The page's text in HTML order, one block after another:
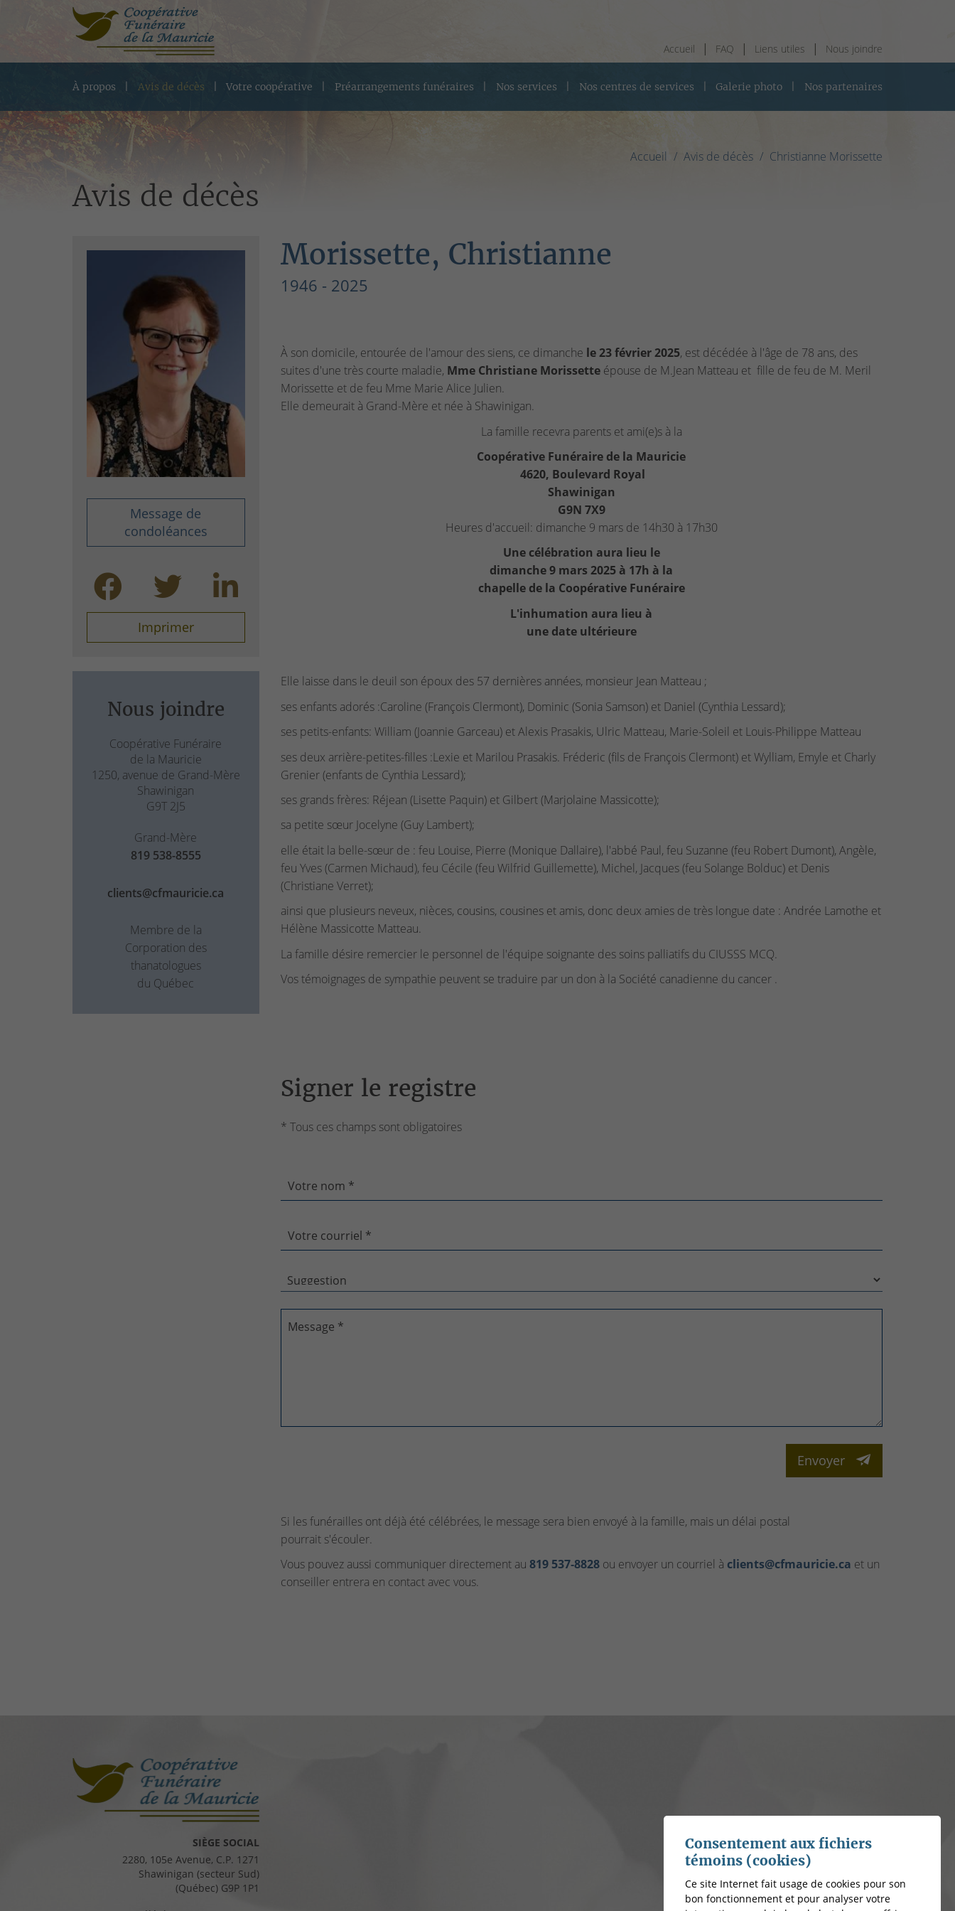
Accueil FAQ Liens utiles Nous joindre
À propos Avis de décès Votre coopérative Préarrangements funéraires Nos services Nos centres de services Galerie photo Nos partenaires
Accueil Avis de décès Christianne Morissette
Avis de décès
Message de
condoléances
Imprimer
Nous joindre
Coopérative Funéraire
de la Mauricie
1250, avenue de Grand-Mère
Shawinigan
G9T 2J5
Grand-Mère
819 538-8555
clients@cfmauricie.ca
Membre de la
Corporation des
thanatologues
du Québec
Morissette, Christianne
1946 - 2025
À son domicile, entourée de l'amour des siens, ce dimanche le 23 février 2025, est décédée à l'âge de 78 ans, des
suites d'une très courte maladie, Mme Christiane Morissetteépouse de M.Jean Matteau et fille de feu de M. Meril
Morissette et de feu Mme Marie Alice Julien.
Elle demeurait à Grand-Mère et née à Shawinigan.
La famille recevra parents et ami(e)s à la
Coopérative Funéraire de la Mauricie
4620, Boulevard Royal
Shawinigan
G9N 7X9
Heures d'accueil: dimanche 9 mars de 14h30 à 17h30
Une célébration aura lieu le
dimanche 9 mars 2025 à 17h à la
chapelle de la Coopérative Funéraire
L'inhumation aura lieu à
une date ultérieure
Elle laisse dans le deuil son époux des 57 dernières années, monsieur Jean Matteau ;
ses enfants adorés :Caroline (François Clermont), Dominic (Sonia Samson) et Daniel (Cynthia Lessard);
ses petits-enfants: William (Joannie Garceau) et Alexis Prasakis, Ulric Matteau, Marie-Soleil et Louis-Philippe Matteau
ses deux arrière-petites-filles :Lexie et Marilou Prasakis. Fréderic (fils de François Clermont) et Wylliam, Emyle et Charly
Grenier (enfants de Cynthia Lessard);
ses grands frères: Réjean (Lisette Paquin) et Gilbert (Marjolaine Massicotte);
sa petite sœur Jocelyne (Guy Lambert);
elle était la belle-sœur de : feu Louise, Pierre (Monique Dallaire), l'abbé Paul, feu Suzanne (feu Robert Dumont), Angèle,
feu Yves (Carmen Michaud), feu Cécile (feu Wilfrid Guillemette), Michel, Jacques (feu Solange Bolduc) et Denis
(Christiane Verret);
ainsi que plusieurs neveux, nièces, cousins, cousines et amis, donc deux amies de très longue date : Andrée Lamothe et
Hélène Massicotte Matteau.
La famille désire remercier le personnel de l'équipe soignante des soins palliatifs du CIUSSS MCQ.
Vos témoignages de sympathie peuvent se traduire par un don à la Société canadienne du cancer .
Signer le registre
* Tous ces champs sont obligatoires
Votre nom *
Votre courriel *
Message *
Envoyer
Si les funérailles ont déjà été célébrées, le message sera bien envoyé à la famille, mais un délai postal
pourrait s'écouler.
Vous pouvez aussi communiquer directement au 819 537‑8828ou envoyer un courriel à clients@cfmauricie.ca et un
conseiller entrera en contact avec vous.
SIÈGE SOCIAL
2280, 105e Avenue, C.P. 1271
Shawinigan (secteur Sud)
(Québec) G9P 1P1
Consentement aux fichiers
témoins (cookies)
Ce site Internet fait usage de cookies pour son
bon fonctionnement et pour analyser votre